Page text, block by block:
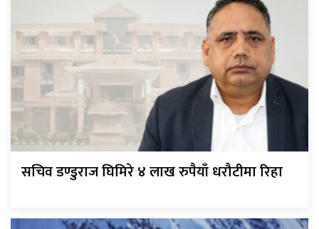
सचिव डण्डुराज घिमिरे ४ लाख रुपैयाँ धरौटीमा रिहा